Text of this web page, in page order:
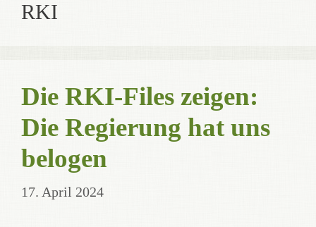
RKI
Die RKI-Files zeigen:
Die Regierung hat uns
belogen
17. April 2024